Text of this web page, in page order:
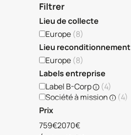
Filtrer
Lieu de collecte
Europe (8)
Lieu reconditionnement
Europe (8)
Labels entreprise
Label B-Corp
(4)
Société à mission
(4)
Prix
759€2070€